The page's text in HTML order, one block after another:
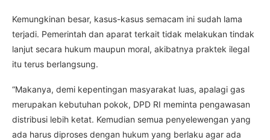
Kemungkinan besar, kasus-kasus semacam ini sudah lama
terjadi. Pemerintah dan aparat terkait tidak melakukan tindak
lanjut secara hukum maupun moral, akibatnya praktek ilegal
itu terus berlangsung.
“Makanya, demi kepentingan masyarakat luas, apalagi gas
merupakan kebutuhan pokok, DPD RI meminta pengawasan
distribusi lebih ketat. Kemudian semua penyelewengan yang
ada harus diproses dengan hukum yang berlaku agar ada